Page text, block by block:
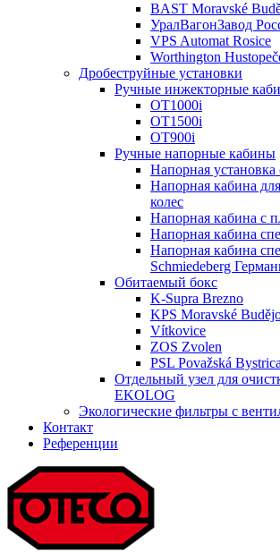
BAST Moravské
УралВагонЗавод
VPS Automat Rosice
Worthington
Дробеструйные установки
Ручные инжекторные
OT1000i
OT1500i
OT900i
Ручные напорные кабины
Напорная установка
Напорная кабина
колес
Напорная кабина с
Напорная кабина
Напорная кабина
Schmiedeberg
Обитаемый бокс
K-Supra Brezno
KPS Moravské
Vítkovice
ZOS Zvolen
PSL Považská Bystrica
Отдельный узел для
EKOLOG
Экологические фильтры с
Контакт
Референции